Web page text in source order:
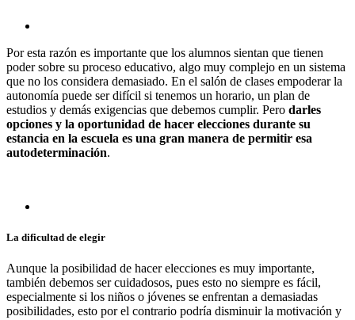
Por esta razón es importante que los alumnos sientan que tienen
poder sobre su proceso educativo, algo muy complejo en un sistema
que no los considera demasiado. En el salón de clases empoderar la
autonomía puede ser difícil si tenemos un horario, un plan de
estudios y demás exigencias que debemos cumplir. Pero darles
opciones y la oportunidad de hacer elecciones durante su
estancia en la escuela es una gran manera de permitir esa
autodeterminación.
La dificultad de elegir
Aunque la posibilidad de hacer elecciones es muy importante,
también debemos ser cuidadosos, pues esto no siempre es fácil,
especialmente si los niños o jóvenes se enfrentan a demasiadas
posibilidades, esto por el contrario podría disminuir la motivación y